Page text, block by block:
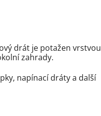
drát je potažen vrstvou
zahrady.
napínací dráty a další